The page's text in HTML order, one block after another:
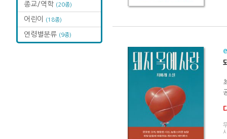
종교/역학 (20종)
어린이 (18종)
연령별분류 (9종)